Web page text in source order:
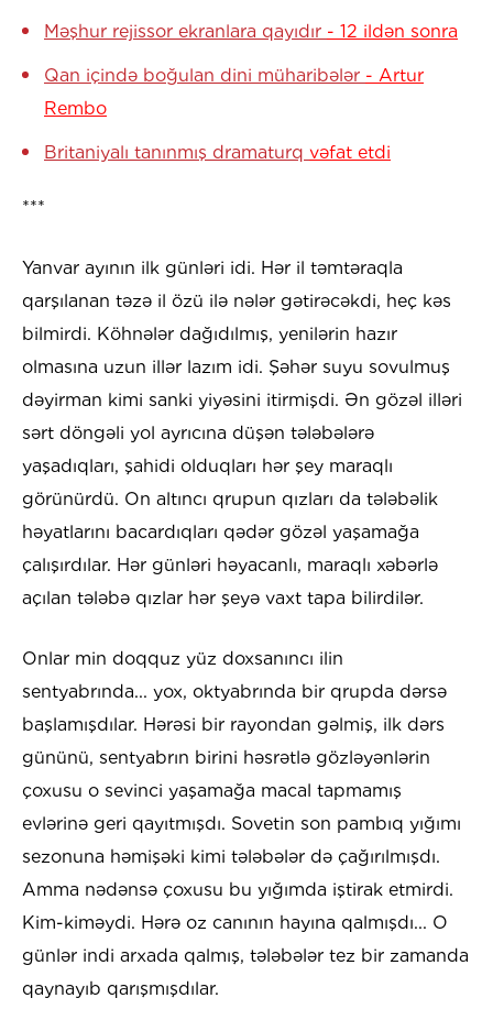
Məşhur rejissor ekranlara qayıdır - 12 ildən sonra
Qan içində boğulan dini müharibələr - Artur
Rembo
Britaniyalı tanınmış dramaturq vəfat etdi
***
Yanvar ayının ilk günləri idi. Hər il təmtəraqla
qarşılanan təzə il özü ilə nələr gətirəcəkdi, heç kəs
bilmirdi. Köhnələr dağıdılmış, yenilərin hazır
olmasına uzun illər lazım idi. Şəhər suyu sovulmuş
dəyirman kimi sanki yiyəsini itirmişdi. Ən gözəl illəri
sərt döngəli yol ayrıcına düşən tələbələrə
yaşadıqları, şahidi olduqları hər şey maraqlı
görünürdü. On altıncı qrupun qızları da tələbəlik
həyatlarını bacardıqları qədər gözəl yaşamağa
çalışırdılar. Hər günləri həyacanlı, maraqlı xəbərlə
açılan tələbə qızlar hər şeyə vaxt tapa bilirdilər.
Onlar min doqquz yüz doxsanıncı ilin
sentyabrında... yox, oktyabrında bir qrupda dərsə
başlamışdılar. Hərəsi bir rayondan gəlmiş, ilk dərs
gününü, sentyabrın birini həsrətlə gözləyənlərin
çoxusu o sevinci yaşamağa macal tapmamış
evlərinə geri qayıtmışdı. Sovetin son pambıq yığımı
sezonuna həmişəki kimi tələbələr də çağırılmışdı.
Amma nədənsə çoxusu bu yığımda iştirak etmirdi.
Kim-kiməydi. Hərə oz canının hayına qalmışdı... O
günlər indi arxada qalmış, tələbələr tez bir zamanda
qaynayıb qarışmışdılar.